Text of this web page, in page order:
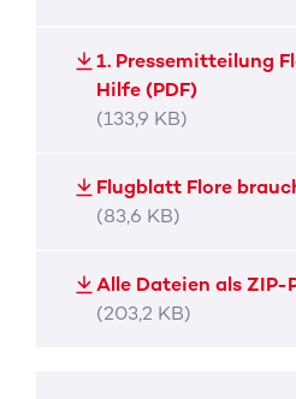
1. Pressemitteilung
Hilfe (PDF)
(133,9 KB)
Flugblatt Flore
(83,6 KB)
Alle Dateien als ZIP-
(203,2 KB)